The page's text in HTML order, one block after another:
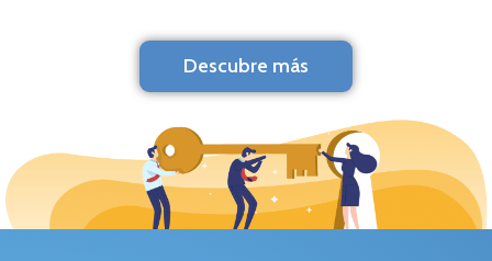
Descubre más